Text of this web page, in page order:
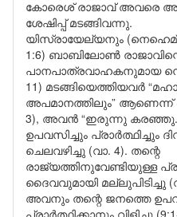
കോരെശ് രാജാവ് അവരെ
ശേഷിപ്പ് മടങ്ങിവന്നു.
യിസ്രായേല്യനും
1:6) ബാബിലോൺ
പാനപാത്രവാഹകനുമായ
11) മടങ്ങിയെത്തിയവർ
അപമാനത്തിലും” ആണെന്ന്
3), അവൻ “ഇരുന്നു കരഞ്ഞു.”
ഉപവസിച്ചും പ്രാർത്ഥിച്ചും
ചെലവഴിച്ചു (വാ. 4). തന്റെ
രാജ്യത്തിനുവേണ്ടിയുള്ള
ദൈവവുമായി മല്ലുപിടിച്ചു
അവനും തന്റെ ജനത്തെ
പ്രാർത്ഥിക്കാനും വിളിച്ചു